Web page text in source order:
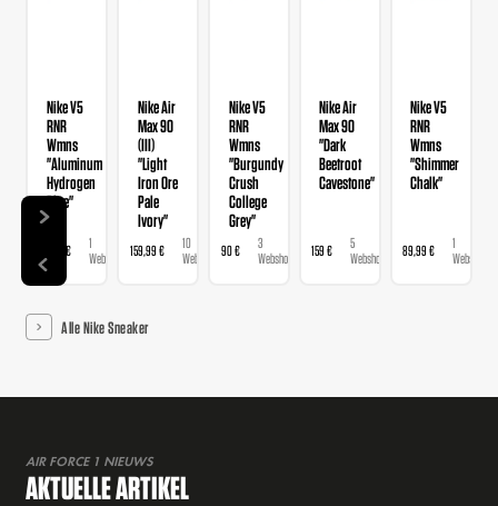
Nike V5
RNR
Wmns
"Aluminum
Hydrogen
Blue"
89,99 €
1
Webshop
Nike Air
Max 90
(III)
"Light
Iron Ore
Pale
Ivory"
159,99 €
10
Webshops
Nike V5
RNR
Wmns
"Burgundy
Crush
College
Grey"
90 €
3
Webshops
Nike Air
Max 90
"Dark
Beetroot
Cavestone"
159 €
5
Webshops
Nike V5
RNR
Wmns
"Shimmer
Chalk"
89,99 €
1
Webshop
Alle Nike Sneaker
AIR FORCE 1 NIEUWS
AKTUELLE ARTIKEL